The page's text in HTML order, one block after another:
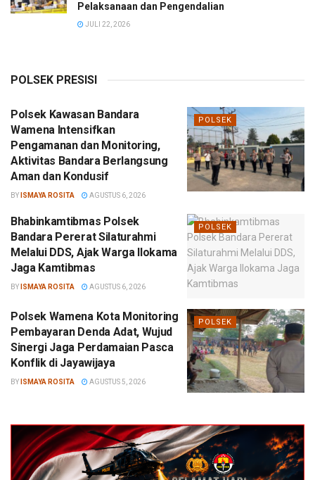
Pelaksanaan dan Pengendalian
JULI 22, 2026
POLSEK PRESISI
POLSEK
Polsek Kawasan Bandara
Wamena Intensifkan
Pengamanan dan Monitoring,
Aktivitas Bandara Berlangsung
Aman dan Kondusif
BY ISMAYA ROSITA AGUSTUS 6, 2026
POLSEK
Bhabinkamtibmas Polsek
Bandara Pererat Silaturahmi
Melalui DDS, Ajak Warga Ilokama
Jaga Kamtibmas
BY ISMAYA ROSITA AGUSTUS 6, 2026
POLSEK
Polsek Wamena Kota Monitoring
Pembayaran Denda Adat, Wujud
Sinergi Jaga Perdamaian Pasca
Konflik di Jayawijaya
BY ISMAYA ROSITA AGUSTUS 5, 2026